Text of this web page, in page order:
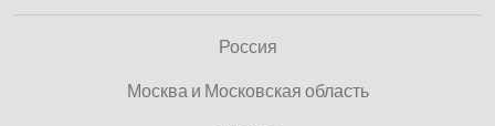
Россия
Москва и Московская область